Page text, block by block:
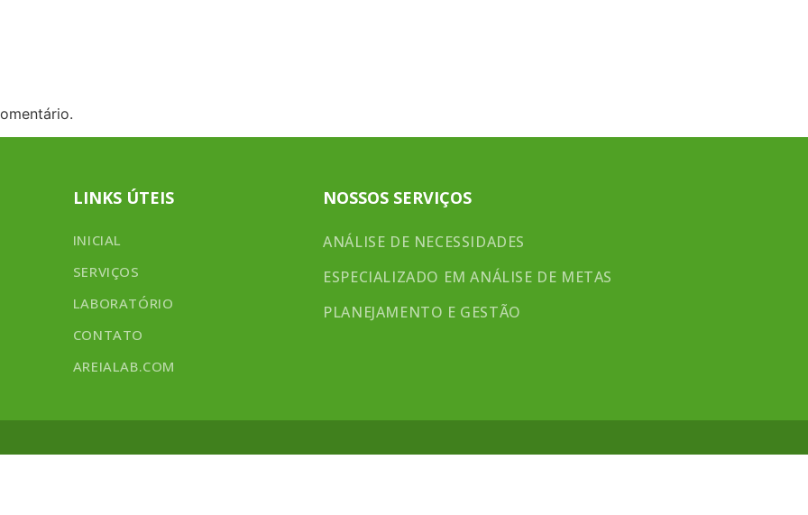
LINKS ÚTEIS
INICIAL
SERVIÇOS
LABORATÓRIO
CONTATO
AREIALAB.COM
NOSSOS SERVIÇOS
ANÁLISE DE NECESSIDADES
ESPECIALIZADO EM ANÁLISE DE METAS
PLANEJAMENTO E GESTÃO